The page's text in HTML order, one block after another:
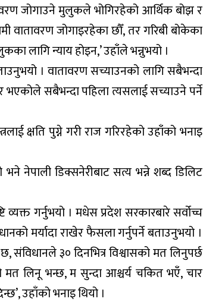
जोगाउने मुलुकले भोगिरहेको आर्थिक बोझ र
वातावरण जोगाइरहेका छौँ, तर गरिबी बोकेका
लागि न्याय होइन,’ उहाँले भन्नुभयो ।
। वातावरण सच्याउनको लागि सबैभन्दा
भएकोले सबैभन्दा पहिला त्यसलाई सच्याउने पर्ने
क्षति पुग्ने गरी राज गरिरहेको उहाँको भनाइ
नेपाली डिक्सनेरीबाट सत्य भन्ने शब्द डिलिट
गर्नुभयो । मधेस प्रदेश सरकारबारे सर्वोच्च
मर्यादा राखेर फैसला गर्नुपर्ने बताउनुभयो ।
३० दिनभित्र विश्वासको मत लिनुपर्छ
मत लिनू भन्छ, म सुन्दा आश्चर्य चकित भएँ, चार
उहाँको भनाइ थियो ।